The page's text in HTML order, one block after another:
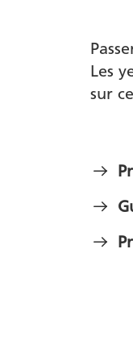
Les
sur